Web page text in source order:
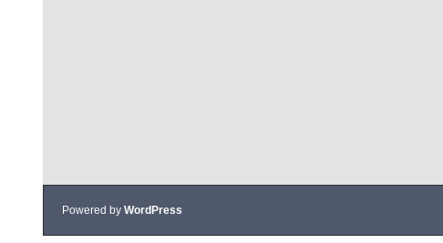
Powered by WordPress